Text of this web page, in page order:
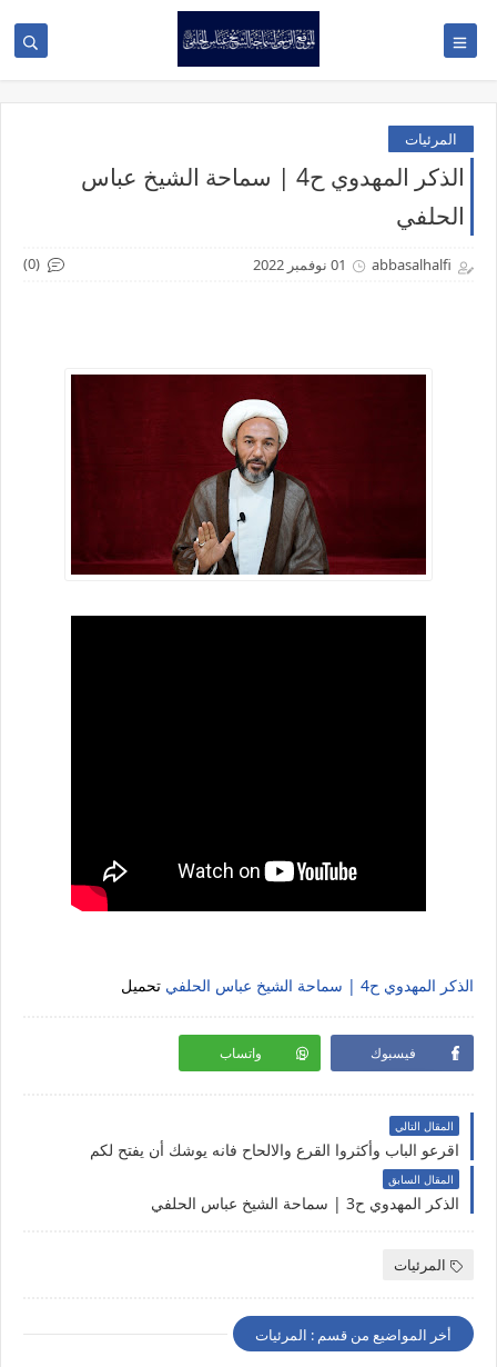
المرئيات
الذكر المهدوي ح4 | سماحة الشيخ عباس
الحلفي
abbasalhalfi 01 نوفمبر 2022 (0)
الذكر المهدوي ح4 | سماحة الشيخ عباس الحلفي تحميل
فيسبوك واتساب
المقال التالي
اقرعو الباب وأكثروا القرع والالحاح فانه يوشك أن يفتح لكم
المقال السابق
الذكر المهدوي ح3 | سماحة الشيخ عباس الحلفي
المرئيات
أخر المواضيع من قسم : المرئيات